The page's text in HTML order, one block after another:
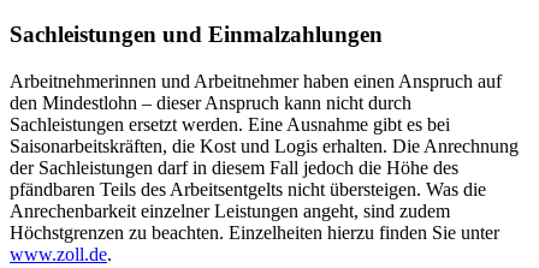
Sachleistungen und Einmalzahlungen
Arbeitnehmerinnen und Arbeitnehmer haben einen Anspruch auf
den Mindestlohn – dieser Anspruch kann nicht durch
Sachleistungen ersetzt werden. Eine Ausnahme gibt es bei
Saisonarbeitskräften, die Kost und Logis erhalten. Die Anrechnung
der Sachleistungen darf in diesem Fall jedoch die Höhe des
pfändbaren Teils des Arbeitsentgelts nicht übersteigen. Was die
Anrechenbarkeit einzelner Leistungen angeht, sind zudem
Höchstgrenzen zu beachten. Einzelheiten hierzu finden Sie unter
www.zoll.de.